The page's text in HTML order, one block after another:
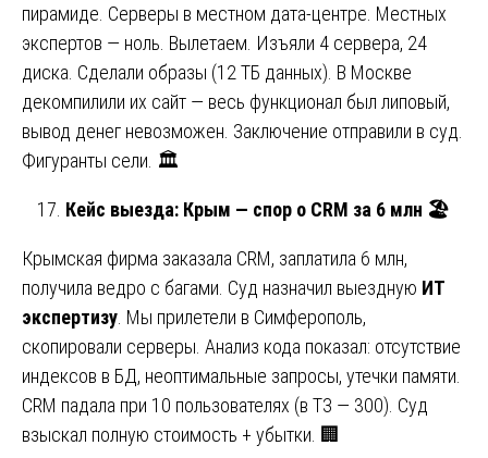
пирамиде. Серверы в местном дата-центре. Местных
экспертов — ноль. Вылетаем. Изъяли 4 сервера, 24
диска. Сделали образы (12 ТБ данных). В Москве
декомпилили их сайт — весь функционал был липовый,
вывод денег невозможен. Заключение отправили в суд.
Фигуранты сели. 🏛️
Кейс выезда: Крым — спор о CRM за 6 млн 🏖
Крымская фирма заказала CRM, заплатила 6 млн,
получила ведро с багами. Суд назначил выездную ИТ
экспертизу . Мы прилетели в Симферополь,
скопировали серверы. Анализ кода показал: отсутствие
индексов в БД, неоптимальные запросы, утечки памяти.
CRM падала при 10 пользователях (в ТЗ — 300). Суд
взыскал полную стоимость + убытки. 🏢